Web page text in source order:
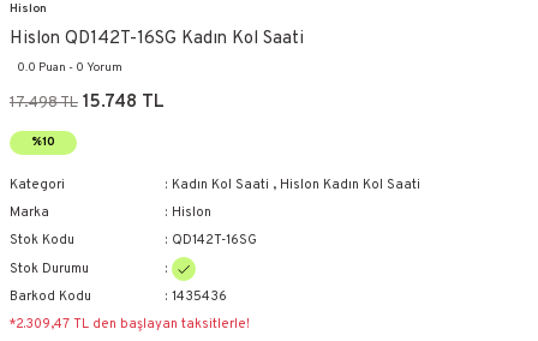
Hislon
Hislon QD142T-16SG Kadın Kol Saati
0.0 Puan - 0 Yorum
17.498 TL 15.748 TL
%10
Kategori Kadın Kol Saati , Hislon Kadın Kol Saati
Marka
Hislon
Stok Kodu
QD142T-16SG
Stok Durumu
Barkod Kodu
1435436
*2.309,47 TL den başlayan taksitlerle!